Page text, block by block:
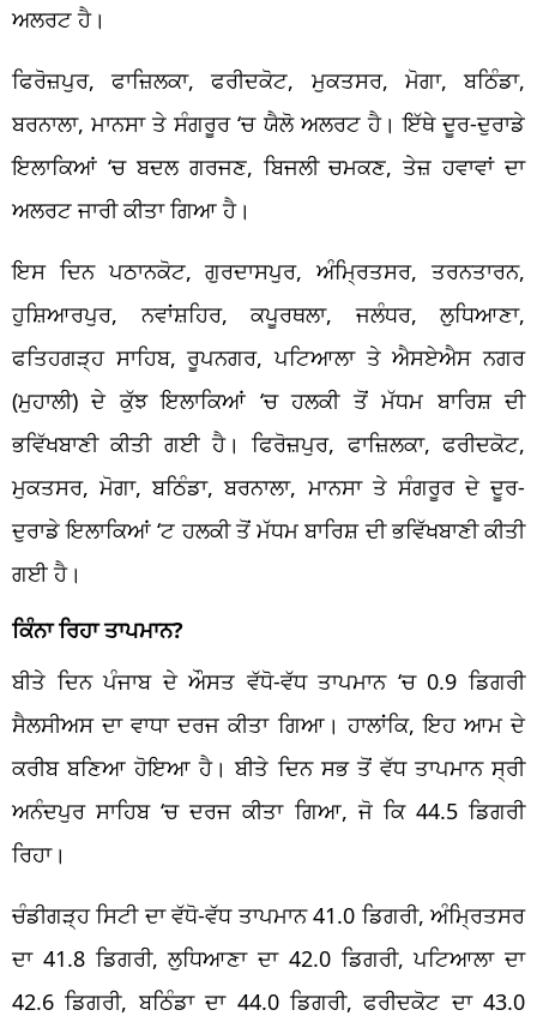
ਅਲਰਟ ਹੈ।
ਫਿਰੋਜ਼ਪੁਰ, ਫਾਜ਼ਿਲਕਾ, ਫਰੀਦਕੋਟ, ਮੁਕਤਸਰ, ਮੋਗਾ, ਬਠਿੰਡਾ,
ਬਰਨਾਲਾ, ਮਾਨਸਾ ਤੇ ਸੰਗਰੂਰ ‘ਚ ਯੈਲੋ ਅਲਰਟ ਹੈ। ਇੱਥੇ ਦੂਰ-ਦੁਰਾਡੇ
ਇਲਾਕਿਆਂ ‘ਚ ਬਦਲ ਗਰਜਣ, ਬਿਜਲੀ ਚਮਕਣ, ਤੇਜ਼ ਹਵਾਵਾਂ ਦਾ
ਅਲਰਟ ਜਾਰੀ ਕੀਤਾ ਗਿਆ ਹੈ।
ਇਸ ਦਿਨ ਪਠਾਨਕੋਟ, ਗੁਰਦਾਸਪੁਰ, ਅੰਮ੍ਰਿਤਸਰ, ਤਰਨਤਾਰਨ,
ਹੁਸ਼ਿਆਰਪੁਰ, ਨਵਾਂਸ਼ਹਿਰ, ਕਪੂਰਥਲਾ, ਜਲੰਧਰ, ਲੁਧਿਆਣਾ,
ਫਤਿਹਗੜ੍ਹ ਸਾਹਿਬ, ਰੂਪਨਗਰ, ਪਟਿਆਲਾ ਤੇ ਐਸਏਐਸ ਨਗਰ
(ਮੁਹਾਲੀ) ਦੇ ਕੁੱਝ ਇਲਾਕਿਆਂ ‘ਚ ਹਲਕੀ ਤੋਂ ਮੱਧਮ ਬਾਰਿਸ਼ ਦੀ
ਭਵਿੱਖਬਾਣੀ ਕੀਤੀ ਗਈ ਹੈ। ਫਿਰੋਜ਼ਪੁਰ, ਫਾਜ਼ਿਲਕਾ, ਫਰੀਦਕੋਟ,
ਮੁਕਤਸਰ, ਮੋਗਾ, ਬਠਿੰਡਾ, ਬਰਨਾਲਾ, ਮਾਨਸਾ ਤੇ ਸੰਗਰੂਰ ਦੇ ਦੂਰ-
ਦੁਰਾਡੇ ਇਲਾਕਿਆਂ ‘ਟ ਹਲਕੀ ਤੋਂ ਮੱਧਮ ਬਾਰਿਸ਼ ਦੀ ਭਵਿੱਖਬਾਣੀ ਕੀਤੀ
ਗਈ ਹੈ।
ਕਿੰਨਾ ਰਿਹਾ ਤਾਪਮਾਨ?
ਬੀਤੇ ਦਿਨ ਪੰਜਾਬ ਦੇ ਔਸਤ ਵੱਧੋ-ਵੱਧ ਤਾਪਮਾਨ ‘ਚ 0.9 ਡਿਗਰੀ
ਸੈਲਸੀਅਸ ਦਾ ਵਾਧਾ ਦਰਜ ਕੀਤਾ ਗਿਆ। ਹਾਲਾਂਕਿ, ਇਹ ਆਮ ਦੇ
ਕਰੀਬ ਬਣਿਆ ਹੋਇਆ ਹੈ। ਬੀਤੇ ਦਿਨ ਸਭ ਤੋਂ ਵੱਧ ਤਾਪਮਾਨ ਸ੍ਰੀ
ਅਨੰਦਪੁਰ ਸਾਹਿਬ ‘ਚ ਦਰਜ ਕੀਤਾ ਗਿਆ, ਜੋ ਕਿ 44.5 ਡਿਗਰੀ
ਰਿਹਾ।
ਚੰਡੀਗੜ੍ਹ ਸਿਟੀ ਦਾ ਵੱਧੋ-ਵੱਧ ਤਾਪਮਾਨ 41.0 ਡਿਗਰੀ, ਅੰਮ੍ਰਿਤਸਰ
ਦਾ 41.8 ਡਿਗਰੀ, ਲੁਧਿਆਣਾ ਦਾ 42.0 ਡਿਗਰੀ, ਪਟਿਆਲਾ ਦਾ
42.6 ਡਿਗਰੀ, ਬਠਿੰਡਾ ਦਾ 44.0 ਡਿਗਰੀ, ਫਰੀਦਕੋਟ ਦਾ 43.0